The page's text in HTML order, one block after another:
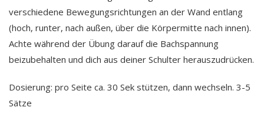
verschiedene Bewegungsrichtungen an der Wand entlang
(hoch, runter, nach außen, über die Körpermitte nach innen).
Achte während der Übung darauf die Bachspannung
beizubehalten und dich aus deiner Schulter herauszudrücken.
Dosierung: pro Seite ca. 30 Sek stützen, dann wechseln. 3-5
Sätze